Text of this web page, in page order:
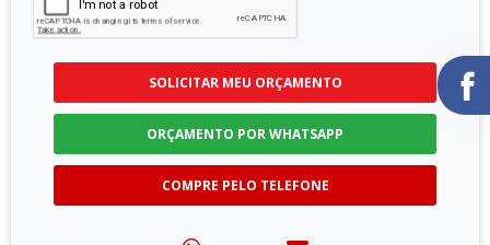
SOLICITAR MEU ORÇAMENTO
ORÇAMENTO POR WHATSAPP
COMPRE PELO TELEFONE